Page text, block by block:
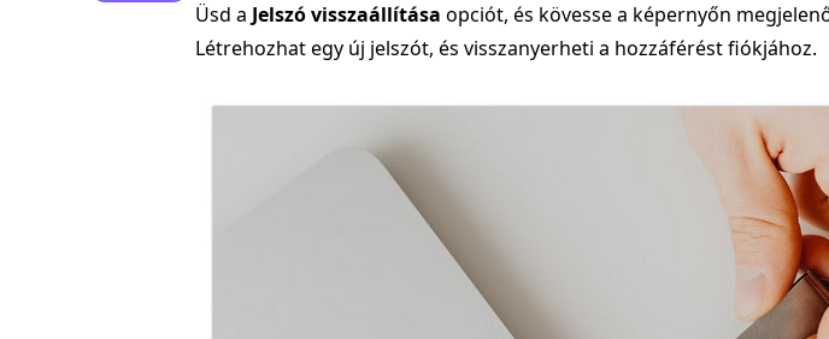
Üsd a Jelszó visszaállítása opciót, és kövesse a képernyőn
Létrehozhat egy új jelszót, és visszanyerheti a hozzáférést fiókjához.